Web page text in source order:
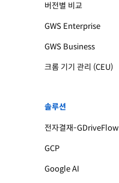
버전별 비교
GWS Enterprise
GWS Business
크롬 기기 관리 (CEU)
솔루션
전자결재-GDriveFlow
GCP
Google AI